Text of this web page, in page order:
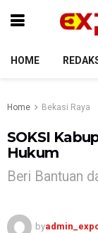
HOME
Home Bekasi Raya
SOKSI
Hukum
Beri Bantuan
by